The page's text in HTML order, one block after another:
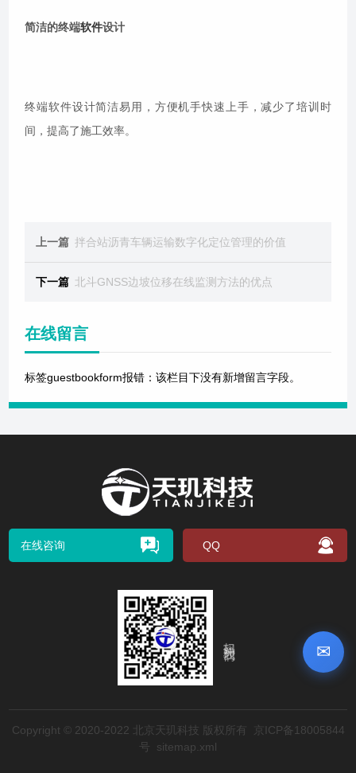
✉
简洁的终端软件设计
终端软件设计简洁易用，方便机手快速上手，减少了培训时
间，提高了施工效率。
上一篇 拌合站沥青车辆运输数字化定位管理的价值
下一篇 北斗GNSS边坡位移在线监测方法的优点
在线留言
标签guestbookform报错：该栏目下没有新增留言字段。
在线咨询 QQ
Copyright © 2020-2022 北京天玑科技 版权所有
京ICP备18005844
号
sitemap.xml